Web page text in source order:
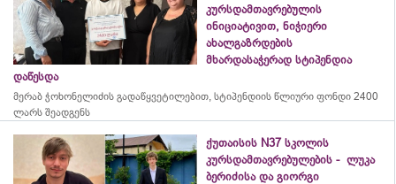
კურსდამთავრებულის
ინიციატივით, ნიჭიერი
ახალგაზრდების
მხარდასაჭერად სტიპენდია
დაწესდა
მერაბ ჭოხონელიძის გადაწყვეტილებით, სტიპენდიის წლიური ფონდი 2400
ლარს შეადგენს
ქუთაისის N37 სკოლის
კურსდამთავრებულების - ლუკა
ბერიძისა და გიორგი